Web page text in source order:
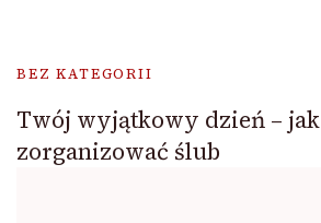
BEZ KATEGORII
Twój wyjątkowy dzień – jak
zorganizować ślub